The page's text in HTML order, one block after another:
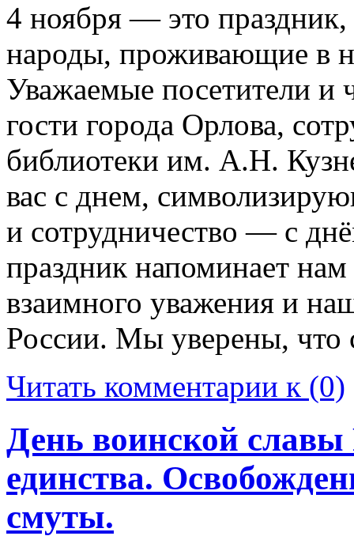
4 ноября — это праздник,
народы, проживающие в
Уважаемые посетители и
гости города Орлова,
библиотеки им. А.Н.
вас с днем,
и сотрудничество — с
праздник напоминает
взаимного уважения и
России. Мы уверены,
Читать комментарии к (0)
День воинской славы
единства.
смуты.